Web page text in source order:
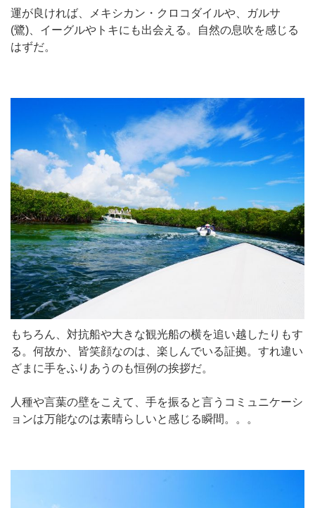
運が良ければ、メキシカン・クロコダイルや、ガルサ
(鷺)、イーグルやトキにも出会える。自然の息吹を感じる
はずだ。
もちろん、対抗船や大きな観光船の横を追い越したりもす
る。何故か、皆笑顔なのは、楽しんでいる証拠。すれ違い
ざまに手をふりあうのも恒例の挨拶だ。
人種や言葉の壁をこえて、手を振ると言うコミュニケーシ
ョンは万能なのは素晴らしいと感じる瞬間。。。